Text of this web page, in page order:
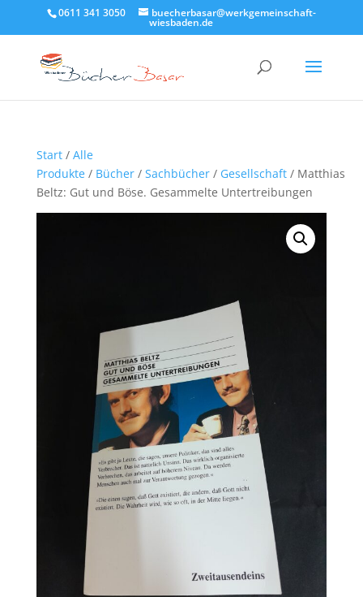
0611 341 3050 buecherbasar@werkgemeinschaft-
wiesbaden.de
Start/ Alle
Produkte/ Bücher/ Sachbücher/ Gesellschaft/ Matthias
Beltz: Gut und Böse. Gesammelte Untertreibungen